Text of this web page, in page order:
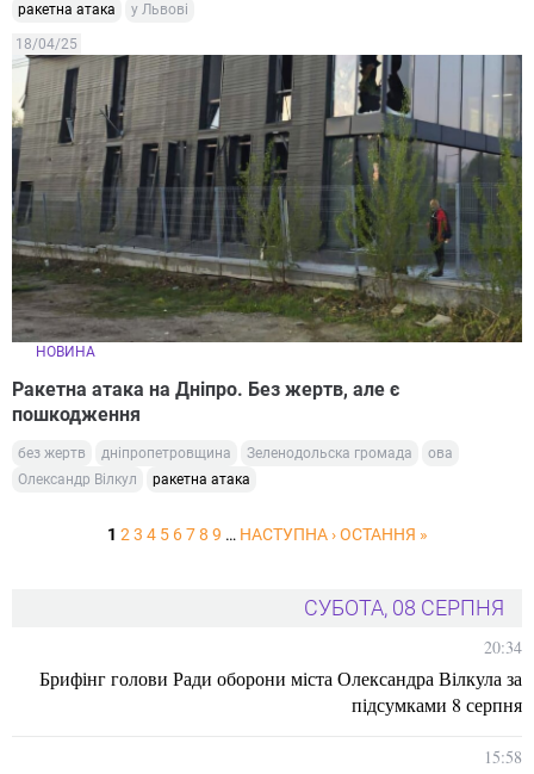
ракетна атака
у Львові
18/04/25
НОВИНА
Ракетна атака на Дніпро. Без жертв, але є
пошкодження
без жертв дніпропетровщина Зеленодольска громада
ова
Олександр Вілкул
ракетна атака
1 2 3 4 5 6 7 8 9 … НАСТУПНА › ОСТАННЯ »
СУБОТА, 08 СЕРПНЯ
20:34
Брифінг голови Ради оборони міста Олександра Вілкула за
підсумками 8 серпня
15:58